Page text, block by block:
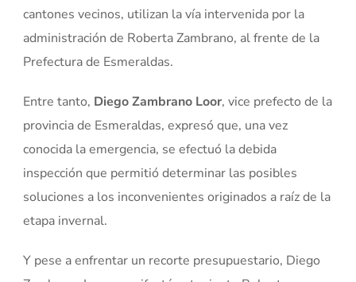
cantones vecinos, utilizan la vía intervenida por la
administración de Roberta Zambrano, al frente de la
Prefectura de Esmeraldas.
Entre tanto, Diego Zambrano Loor, vice prefecto de la
provincia de Esmeraldas, expresó que, una vez
conocida la emergencia, se efectuó la debida
inspección que permitió determinar las posibles
soluciones a los inconvenientes originados a raíz de la
etapa invernal.
Y pese a enfrentar un recorte presupuestario, Diego